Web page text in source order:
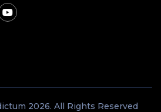
2026. All Rights Reserved